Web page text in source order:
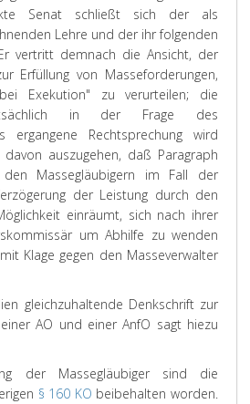
Senat schließt sich der als
Lehre und der ihr folgenden
vertritt demnach die Ansicht, der
Erfüllung von Masseforderungen,
Exekution" zu verurteilen; die
in der Frage des
ergangene Rechtsprechung wird
auszugehen, daß Paragraph
Massegläubigern im Fall der
der Leistung durch den
einräumt, sich nach ihrer
um Abhilfe zu wenden
Klage gegen den Masseverwalter
gleichzuhaltende Denkschrift zur
AO und einer AnfO sagt hiezu
der Massegläubiger sind die
§ 160 KO beibehalten worden.